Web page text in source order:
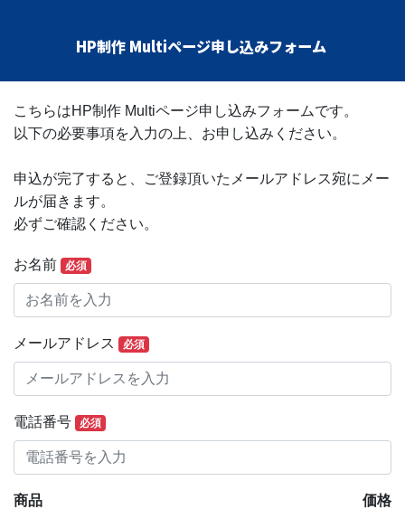
HP制作 Multiページ申し込みフォーム
こちらはHP制作 Multiページ申し込みフォームです。
以下の必要事項を入力の上、お申し込みください。
申込が完了すると、ご登録頂いたメールアドレス宛にメー
ルが届きます。
必ずご確認ください。
お名前 必須
メールアドレス 必須
電話番号 必須
商品
価格